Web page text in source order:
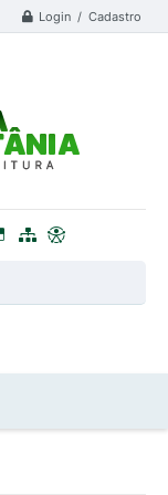
Login / Cadastro